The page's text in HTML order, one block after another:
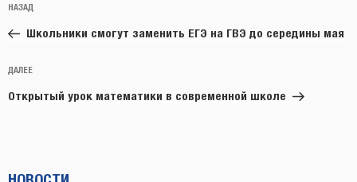
по
записям
Предыдущая
запись:
НАЗАД
Школьники смогут заменить ЕГЭ на ГВЭ до середины мая
Следующая
запись
ДАЛЕЕ
Открытый урок математики в современной школе